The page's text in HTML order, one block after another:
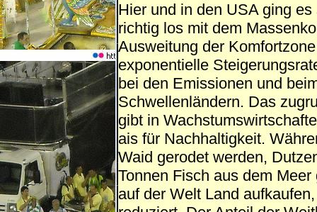
Hier und in den USA ging
richtig los mit dem
Ausweitung der
exponentielle
bei den Emissionen und
Schwellenländern. Das
gibt in
ais für Nachhaltigkeit.
Waid gerodet werden,
Tonnen Fisch aus dem
auf der Welt Land